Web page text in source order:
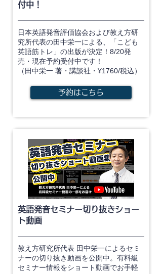
付中！
日本英語発音評価協会および教え方研
究所代表の田中栄一による、「こども
英語筋トレ」の出版が決定！8/20発
売・現在予約受付中です！
​（田中栄一 著・​​講談社・¥1760/税込）
予約はこちら
英語発音セミナー切り抜きショー
ト動画
教え方研究所代表 田中栄一によるセミ
ナーの切り抜き動画を公開中。有料級
セミナー情報をショート動画でお手軽